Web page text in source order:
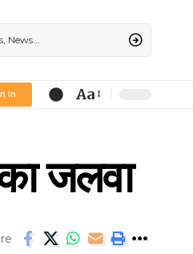
In
Font
Aa
जलवा